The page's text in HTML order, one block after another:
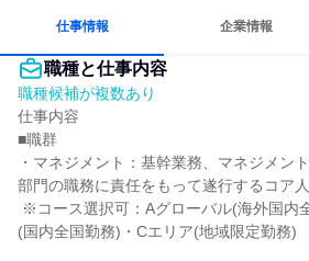
仕事情報 企業情報
職種と仕事内容
職種候補が複数あり
仕事内容
■職群
・マネジメント：基幹業務、マネジメン
部門の職務に責任をもって遂行するコア人
(国内全国勤務)・Cエリア(地域限定勤務)